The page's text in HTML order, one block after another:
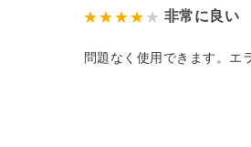
非常に良い
問題なく使用できます。エ